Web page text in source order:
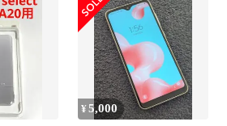
改訂版 液晶保護フィルム
¥5,000